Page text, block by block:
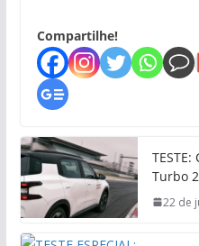
Compartilhe!
Turbo
22 de